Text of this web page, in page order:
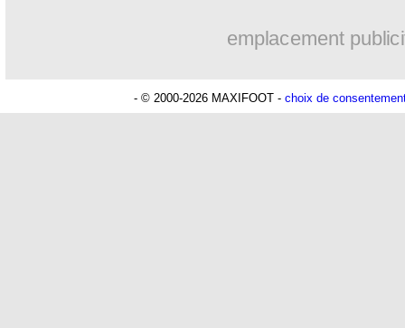
emplacement
- © 2000-2026 MAXIFOOT - choix de